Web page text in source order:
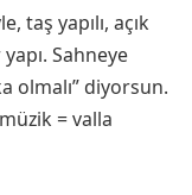
taş yapılı, açık
Sahneye
olmalı” diyorsun.
= valla